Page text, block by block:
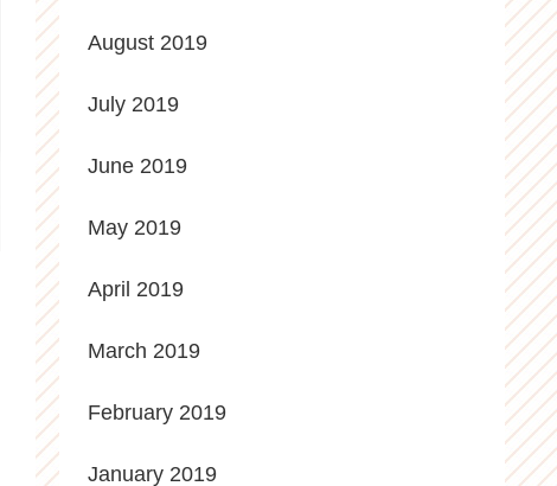
August 2019
July 2019
June 2019
May 2019
April 2019
March 2019
February 2019
January 2019